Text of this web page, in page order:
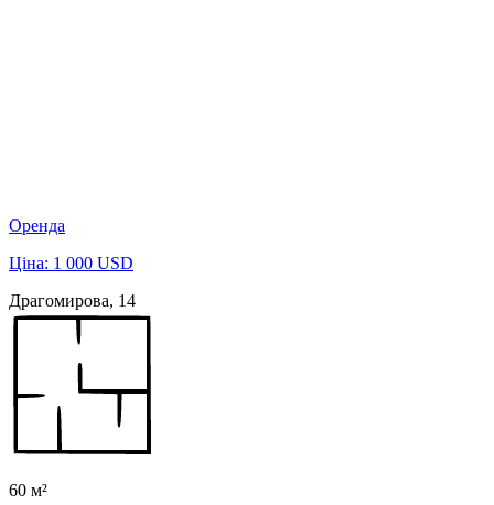
Оренда
Ціна: 1 000 USD
Драгомирова, 14
60 м²